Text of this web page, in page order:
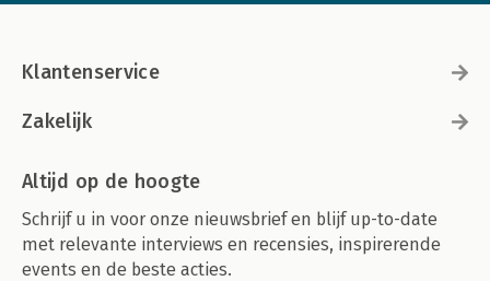
Klantenservice
Zakelijk
Altijd op de hoogte
Schrijf u in voor onze nieuwsbrief en blijf up-to-date
met relevante interviews en recensies, inspirerende
events en de beste acties.